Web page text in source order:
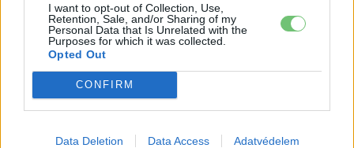
I want to opt-out of Collection, Use,
Retention, Sale, and/or Sharing of my
Personal Data that Is Unrelated with the
Purposes for which it was collected.
Opted Out
CONFIRM
Data Deletion Data Access Adatvédelem